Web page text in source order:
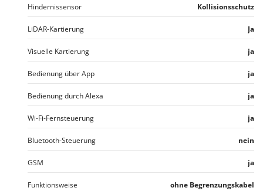
Hindernissensor Kollisionsschutz
LiDAR-Kartierung Ja
Visuelle Kartierung ja
Bedienung über App ja
Bedienung durch Alexa ja
Wi-Fi-Fernsteuerung ja
Bluetooth-Steuerung nein
GSM ja
Funktionsweise ohne Begrenzungskabel